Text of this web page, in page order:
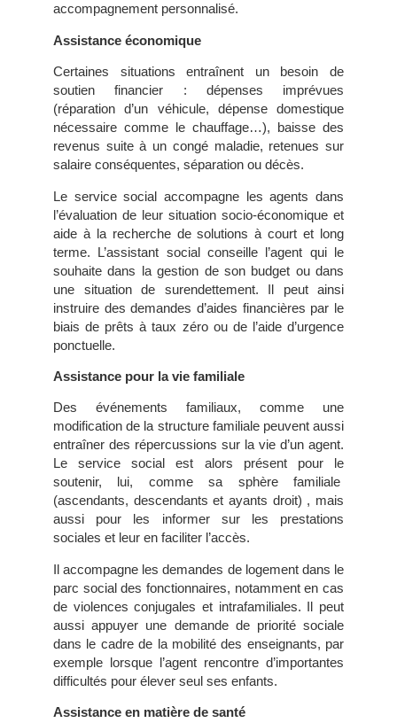
accompagnement personnalisé.
Assistance économique
Certaines situations entraînent un besoin de
soutien financier : dépenses imprévues
(réparation d’un véhicule, dépense domestique
nécessaire comme le chauffage…), baisse des
revenus suite à un congé maladie, retenues sur
salaire conséquentes, séparation ou décès.
Le service social accompagne les agents dans
l’évaluation de leur situation socio-économique et
aide à la recherche de solutions à court et long
terme. L’assistant social conseille l’agent qui le
souhaite dans la gestion de son budget ou dans
une situation de surendettement. Il peut ainsi
instruire des demandes d’aides financières par le
biais de prêts à taux zéro ou de l’aide d’urgence
ponctuelle.
Assistance pour la vie familiale
Des événements familiaux, comme une
modification de la structure familiale peuvent aussi
entraîner des répercussions sur la vie d’un agent.
Le service social est alors présent pour le
soutenir, lui, comme sa sphère familiale
(ascendants, descendants et ayants droit) , mais
aussi pour les informer sur les prestations
sociales et leur en faciliter l’accès.
Il accompagne les demandes de logement dans le
parc social des fonctionnaires, notamment en cas
de violences conjugales et intrafamiliales. Il peut
aussi appuyer une demande de priorité sociale
dans le cadre de la mobilité des enseignants, par
exemple lorsque l’agent rencontre d’importantes
difficultés pour élever seul ses enfants.
Assistance en matière de santé